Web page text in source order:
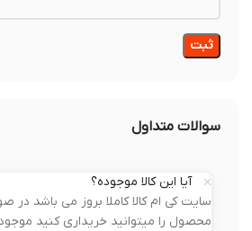
سوالات متداول
آیا این کالا موجوده؟
سایت کی ام کالا کاملا بروز می باشد در
محصول را میتوانید خریداری کنید موجود